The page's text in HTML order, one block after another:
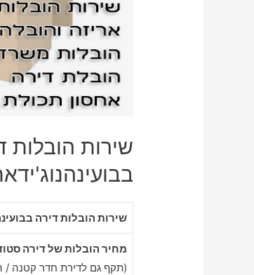
שירות הובלות
שירות הובלות דירה
מחיר הובלות של דירה
(תקף גם לדירת חדר קטנה /